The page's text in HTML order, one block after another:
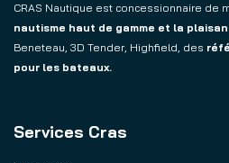
CRAS Nautique est concessionnaire de
nautisme haut de gamme et la
Beneteau, 3D Tender, Highfield, des
pour les bateaux.
Services Cras